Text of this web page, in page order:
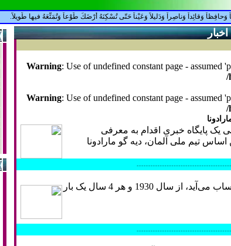
وَناصِراً وَدَليلاً وَعَيْناً حَتّى تُسْكِنَهُ أَرْضَكَ طَوْعاً وَتُمَتِّعَهُ فيها طَويلاً.
Warning: Use of undefined constant page -
/
Warning: Use of undefined constant page -
/
یک پایگاه خبری اقدام به معرفی
تیم ملی آلمان، دیه گو مارادونا
جام جهانی فوتبال که مهم‌ترین رویداد ورزشی جهان به حساب می‌آید، از سال 1930 و هر 4 سال یک بار